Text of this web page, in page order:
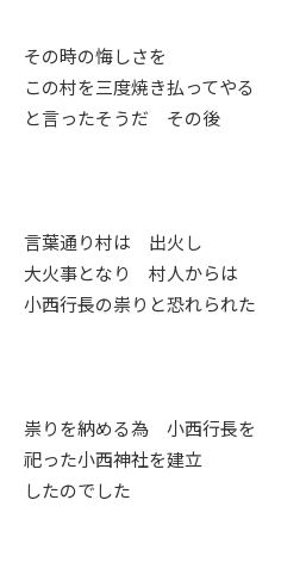
その時の悔しさを
この村を三度焼き払ってやる
と言ったそうだ その後
言葉通り村は 出火し
大火事となり 村人からは
小西行長の祟りと恐れられた
祟りを納める為 小西行長を
祀った小西神社を建立
したのでした